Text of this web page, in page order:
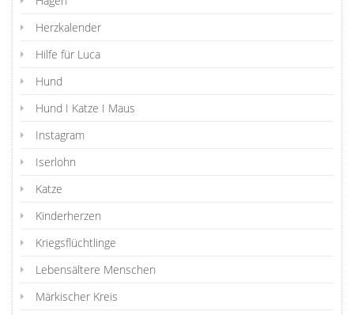
Herzkalender
Hilfe für Luca
Hund
Hund I Katze I Maus
Instagram
Iserlohn
Katze
Kinderherzen
Kriegsflüchtlinge
Lebensältere Menschen
Märkischer Kreis